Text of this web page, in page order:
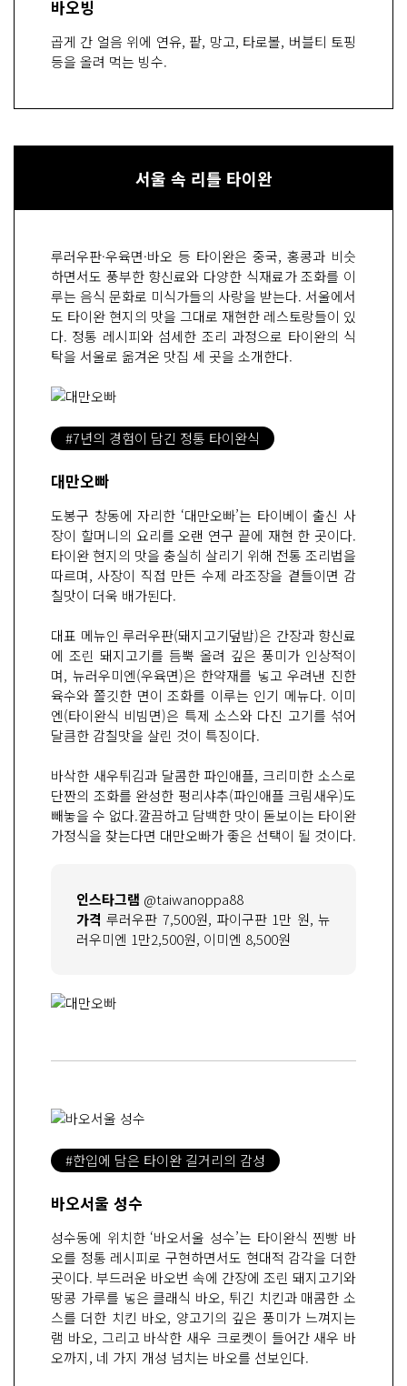
바오빙
곱게 간 얼음 위에 연유, 팥, 망고, 타로볼, 버블티 토핑
등을 올려 먹는 빙수.
서울 속 리틀 타이완
루러우판·우육면·바오 등 타이완은 중국, 홍콩과 비슷
하면서도 풍부한 향신료와 다양한 식재료가 조화를 이
루는 음식 문화로 미식가들의 사랑을 받는다. 서울에서
도 타이완 현지의 맛을 그대로 재현한 레스토랑들이 있
다. 정통 레시피와 섬세한 조리 과정으로 타이완의 식
탁을 서울로 옮겨온 맛집 세 곳을 소개한다.
#7년의 경험이 담긴 정통 타이완식
대만오빠
도봉구 창동에 자리한 ‘대만오빠’는 타이베이 출신 사
장이 할머니의 요리를 오랜 연구 끝에 재현 한 곳이다.
타이완 현지의 맛을 충실히 살리기 위해 전통 조리법을
따르며, 사장이 직접 만든 수제 라조장을 곁들이면 감
칠맛이 더욱 배가된다.
대표 메뉴인 루러우판(돼지고기덮밥)은 간장과 향신료
에 조린 돼지고기를 듬뿍 올려 깊은 풍미가 인상적이
며, 뉴러우미엔(우육면)은 한약재를 넣고 우려낸 진한
육수와 쫄깃한 면이 조화를 이루는 인기 메뉴다. 이미
엔(타이완식 비빔면)은 특제 소스와 다진 고기를 섞어
달큼한 감칠맛을 살린 것이 특징이다.
바삭한 새우튀김과 달콤한 파인애플, 크리미한 소스로
단짠의 조화를 완성한 펑리샤추(파인애플 크림새우)도
빼놓을 수 없다.깔끔하고 담백한 맛이 돋보이는 타이완
가정식을 찾는다면 대만오빠가 좋은 선택이 될 것이다.
인스타그램 @taiwanoppa88
가격 루러우판 7,500원, 파이구판 1만 원, 뉴
러우미엔 1만2,500원, 이미엔 8,500원
#한입에 담은 타이완 길거리의 감성
바오서울 성수
성수동에 위치한 ‘바오서울 성수’는 타이완식 찐빵 바
오를 정통 레시피로 구현하면서도 현대적 감각을 더한
곳이다. 부드러운 바오번 속에 간장에 조린 돼지고기와
땅콩 가루를 넣은 클래식 바오, 튀긴 치킨과 매콤한 소
스를 더한 치킨 바오, 양고기의 깊은 풍미가 느껴지는
램 바오, 그리고 바삭한 새우 크로켓이 들어간 새우 바
오까지, 네 가지 개성 넘치는 바오를 선보인다.